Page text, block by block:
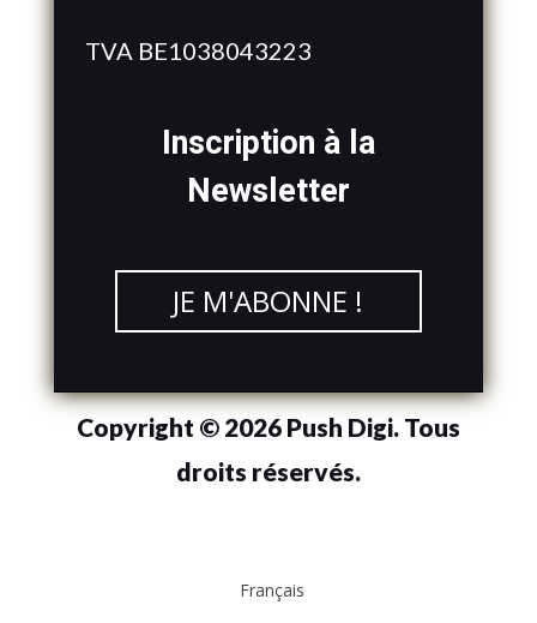
TVA BE1038043223
Inscription à la
Newsletter
JE M'ABONNE !
Copyright © 2026 Push Digi. Tous
droits réservés.
Français